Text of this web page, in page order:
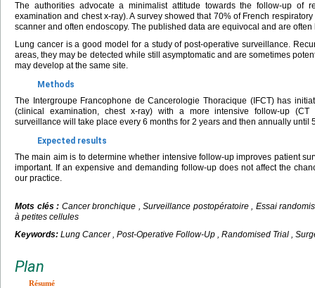
The authorities advocate a minimalist attitude towards the follow-up of
examination and chest x-ray). A survey showed that 70% of French
scanner and often endoscopy. The published data are equivocal and are
Lung cancer is a good model for a study of post-operative surveillance.
areas, they may be detected while still asymptomatic and are sometimes
may develop at the same site.
Methods
The Intergroupe Francophone de Cancerologie Thoracique (IFCT) has
(clinical examination, chest x-ray) with a more intensive follow-up (CT
surveillance will take place every 6 months for 2 years and then annually until
Expected results
The main aim is to determine whether intensive follow-up improves patient
important. If an expensive and demanding follow-up does not affect the
our practice.
Mots clés : Cancer bronchique , Surveillance postopératoire , Essai
à petites cellules
Keywords: Lung Cancer , Post-Operative Follow-Up , Randomised Trial ,
Plan
Résumé